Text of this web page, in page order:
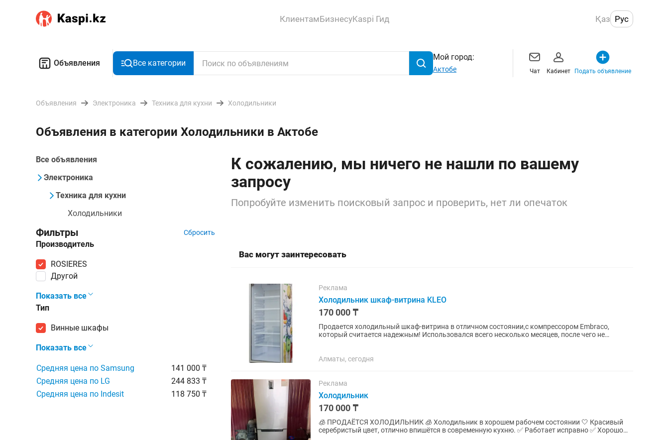
КлиентамБизнесуKaspi Гид Қаз Рус
Объявления Все категории
Мой город:
Актобе Чат Кабинет Подать объявление
Объявления Электроника Техника для кухни Холодильники
Объявления в категории Холодильники в Актобе
Все объявления
Электроника
Техника для кухни
Холодильники
Фильтры Сбросить
Производитель
ROSIERES
Другой
Показать все
Тип
винные шкафы
Показать все
Средняя цена по Samsung
141 000 ₸
Средняя цена по LG
244 833 ₸
Средняя цена по Indesit
118 750 ₸
К сожалению, мы ничего не нашли по вашему
запросу
Попробуйте изменить поисковый запрос и проверить, нет ли опечаток
Вас могут заинтересовать
Реклама
Холодильник шкаф-витрина KLEO
170 000 ₸
Продается холодильный шкаф-витрина в отличном состоянии,с компрессором Embraco,
который считается надежным! Использовался всего несколько месяцев, после чего не
Алматы, сегодня
Реклама
Холодильник
170 000 ₸
🧊 ПРОДАЁТСЯ ХОЛОДИЛЬНИК 🧊 Холодильник в хорошем рабочем состоянии 🤍 Красивый
серебристый цвет, отлично впишётся в современную кухню. ✅ Работает исправно ✅ Хорошо